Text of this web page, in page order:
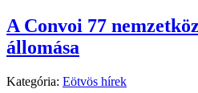
A Convoi 77
állomása
Kategória: Eötvös hírek